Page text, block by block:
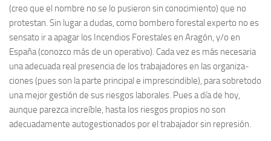
(creo que el nombre no se lo pusieron sin conocimiento) que no
protestan. Sin lugar a dudas, como bombero fores­tal experto no es
sensato ir a apagar los Incendios Fores­ta­les en Aragón, y/o en
España (conozco más de un operativo). Cada vez es más necesaria
una adecuada real presencia de los trabaja­dores en las organiza­
ciones (pues son la parte principal e imprescindible), para sobretodo
una mejor gestión de sus riesgos laborales. Pues a día de hoy,
aunque parezca increíble, hasta los riesgos propios no son
adecuada­mente autogestiona­dos por el trabaja­dor sin represión.